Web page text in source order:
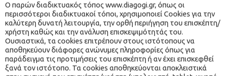
Το κέντρο μελέτης Δι… Αγωγή σας εύχεται
καλό καλοκαίρι και καλές διακοπές!!
Ραντεβού και πάλι τον Σεπτεέμβριο!!!
Read More
Ο παρών διαδικτυακός τόπος www.diagogi.gr, όπως οι
περισσότεροι διαδικτυακοί τόποι, χρησιμοποιεί Cookies για την
καλύτερη δυνατή λειτουργία, την ορθή περιήγηση του επισκέπτη/
χρήστη καθώς και την ανάλυση επισκεψιμότητάς του.
Ουσιαστικά, τα cookies επιτρέπουν στους ιστότοπους να
αποθηκεύουν διάφορες ανώνυμες πληροφορίες όπως για
παράδειγμα τις προτιμήσεις του επισκέπτη ή αν έχει επισκεφθεί
ξανά τον ιστότοπο. Τα cookies αποθηκεύονται αποκλειστικά